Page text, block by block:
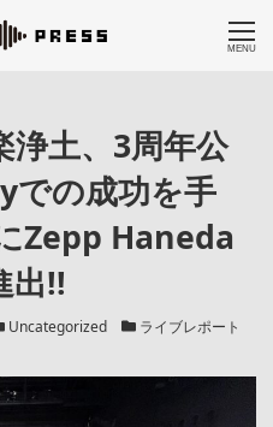
MENU
浄土、3周年公
の成功を手
Zepp Haneda
出!!
テゴリー
Uncategorized カテゴリー
ライブレポート